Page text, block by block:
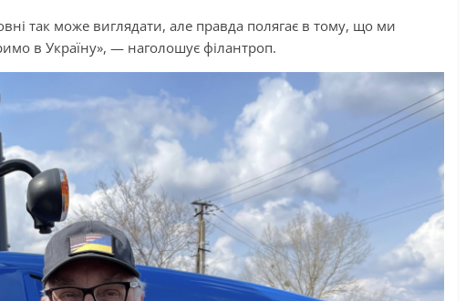
так може виглядати, але правда полягає в тому, що ми
в Україну», — наголошує філантроп.